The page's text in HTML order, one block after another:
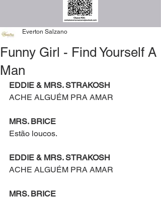
Funny Girl - Find Yourself A
Man
Everton Salzano
EDDIE & MRS. STRAKOSH
ACHE ALGUÉM PRA AMAR
MRS. BRICE
Estão loucos.
EDDIE & MRS. STRAKOSH
ACHE ALGUÉM PRA AMAR
MRS. BRICE